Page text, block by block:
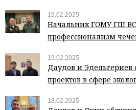
19.02.2025
Начальник ГОМУ ГШ
профессионализм
19.02.2025
Даудов и
проектов в сфере
18.02.2025